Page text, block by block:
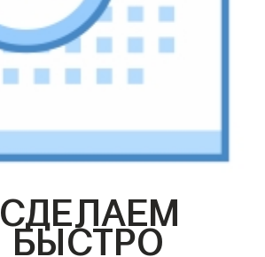
СДЕЛАЕМ
БЫСТРО